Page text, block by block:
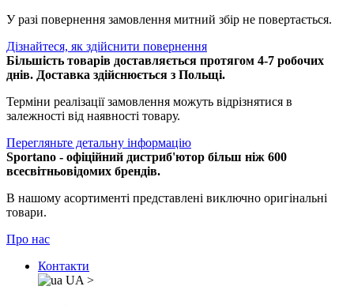
У разі повернення замовлення митний збір не повертається.
Дізнайтеся, як здійснити повернення
Більшість товарів доставляється протягом 4-7 робочих
днів. Доставка здійснюється з Польщі.
Терміни реалізації замовлення можуть відрізнятися в
залежності від наявності товару.
Перегляньте детальну інформацію
Sportano - офіційний дистриб'ютор більш ніж 600
всесвітньовідомих брендів.
В нашому асортименті представлені виключно оригінальні
товари.
Про нас
Контакти
UA >